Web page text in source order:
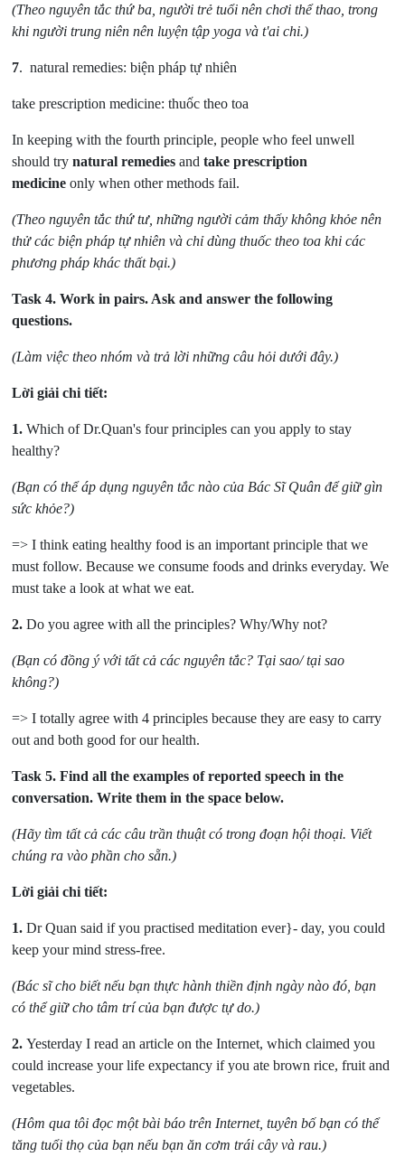
(Theo nguyên tắc thứ ba, người trẻ tuổi nên chơi thể thao, trong
khi người trung niên nên luyện tập yoga và t'ai chi.)
7. natural remedies: biện pháp tự nhiên
take prescription medicine: thuốc theo toa
In keeping with the fourth principle, people who feel unwell
should trynatural remedies andtake prescription
medicine only when other methods fail.
(Theo nguyên tắc thứ tư, những người cảm thấy không khỏe nên
thử các biện pháp tự nhiên và chỉ dùng thuốc theo toa khi các
phương pháp khác thất bại.)
Task 4. Work in pairs. Ask and answer the following
questions.
(Làm việc theo nhóm và trả lời những câu hỏi dưới đây.)
Lời giải chi tiết:
1. Which of Dr.Quan's four principles can you apply to stay
healthy?
(Bạn có thể áp dụng nguyên tắc nào của Bác Sĩ Quân để giữ gìn
sức khỏe?)
=> I think eating healthy food is an important principle that we
must follow. Because we consume foods and drinks everyday. We
must take a look at what we eat.
2. Do you agree with all the principles? Why/Why not?
(Bạn có đồng ý với tất cả các nguyên tắc? Tại sao/ tại sao
không?)
=> I totally agree with 4 principles because they are easy to carry
out and both good for our health.
Task 5. Find all the examples of reported speech in the
conversation. Write them in the space below.
(Hãy tìm tất cả các câu trần thuật có trong đoạn hội thoại. Viết
chúng ra vào phần cho sẵn.)
Lời giải chi tiết:
1. Dr Quan said if you practised meditation ever}- day, you could
keep your mind stress-free.
(Bác sĩ cho biết nếu bạn thực hành thiền định ngày nào đó, bạn
có thể giữ cho tâm trí của bạn được tự do.)
2. Yesterday I read an article on the Internet, which claimed you
could increase your life expectancy if you ate brown rice, fruit and
vegetables.
(Hôm qua tôi đọc một bài báo trên Internet, tuyên bố bạn có thể
tăng tuổi thọ của bạn nếu bạn ăn cơm trái cây và rau.)